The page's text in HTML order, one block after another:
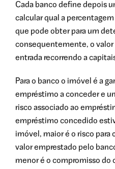
Cada banco define depois
calcular qual a
que pode obter para um
consequentemente, o valor
entrada recorrendo a
Para o banco o imóvel é a
empréstimo a conceder e
risco associado ao
empréstimo concedido
imóvel, maior é o risco para
valor emprestado pelo
menor é o compromisso do